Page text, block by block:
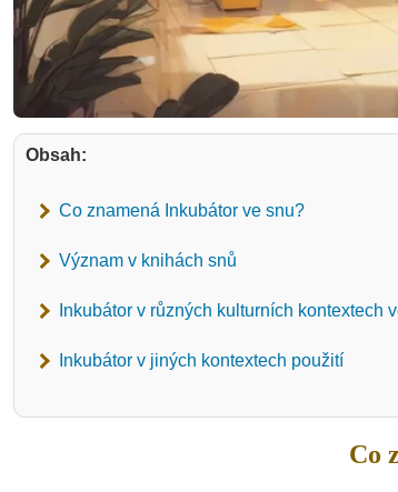
Obsah:
Co znamená Inkubátor ve snu?
Význam v knihách snů
Inkubátor v různých kulturních kontextech
Inkubátor v jiných kontextech použití
Co